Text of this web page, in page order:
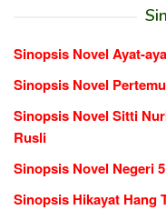
Sinopsis Novel Ayat-
Sinopsis Novel
Sinopsis Novel Sitti
Rusli
Sinopsis Novel Negeri
Sinopsis Hikayat Hang